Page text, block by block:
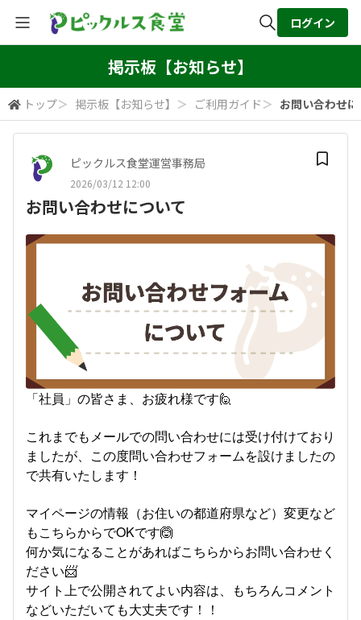
検索
ログイン
掲示板【お知らせ】
トップ＞ 掲示板【お知らせ】 ＞ ご利用ガイド ＞ お問い合わせ
ピックルス食堂運営事務局
2026/03/12 12:00
お問い合わせについて
「社員」の皆さま、お疲れ様です🙋
これまでもメールでの問い合わせには受け付けており
ましたが、この度問い合わせフォームを設けましたの
で共有いたします！
マイページの情報（お住いの都道府県など）変更など
もこちらからでOKです🙆
何か気になることがあればこちらからお問い合わせく
ださい📨
サイト上で公開されてよい内容は、もちろんコメント
などいただいても大丈夫です！！